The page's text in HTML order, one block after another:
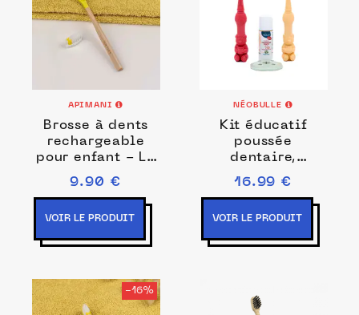
APIMANI
Brosse à dents
rechargeable
pour enfant - La
mini Maline
9.90 €
VOIR LE PRODUIT
NÉOBULLE
Kit éducatif
poussée
dentaire,
bioseptyl
16.99 €
VOIR LE PRODUIT
-16%